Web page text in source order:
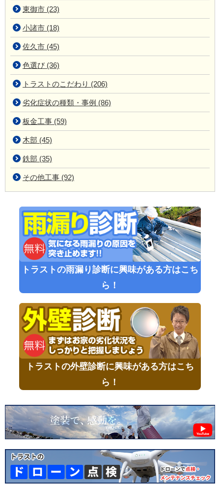
東御市 (23)
小諸市 (18)
佐久市 (45)
色選び (36)
トラストのこだわり (206)
劣化症状の種類・事例 (86)
板金工事 (59)
木部 (45)
鉄部 (35)
その他工事 (92)
トラストの雨漏り診断に興味がある方はこち
ら！
トラストの外壁診断に興味がある方はこち
ら！